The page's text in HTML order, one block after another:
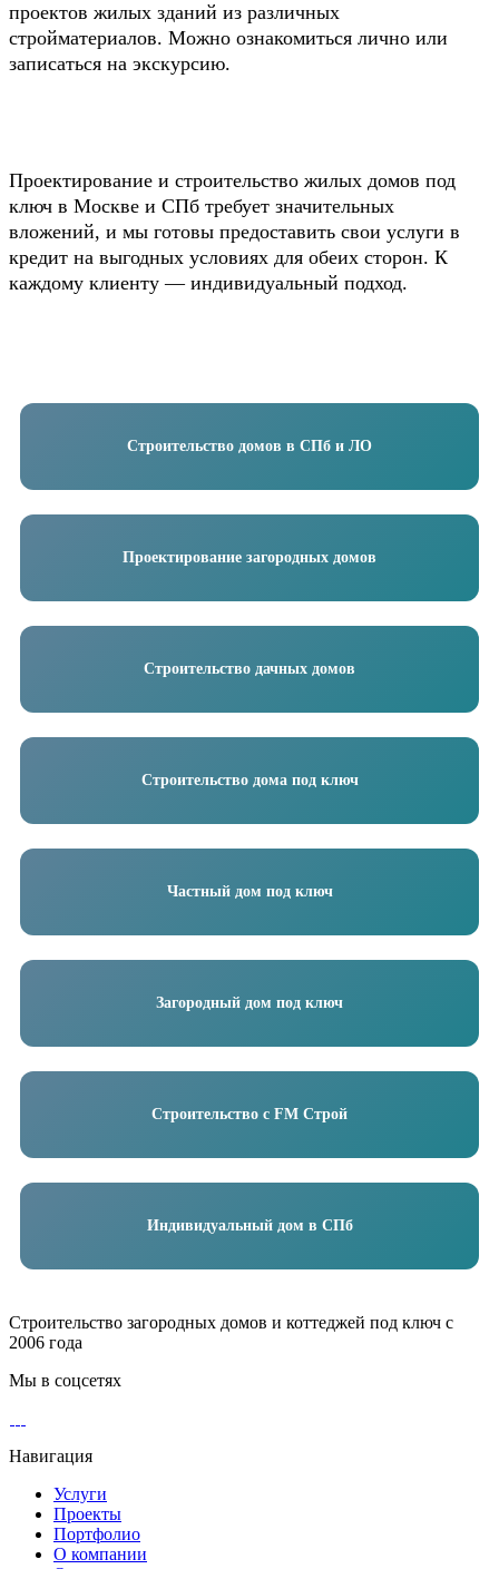
проектов жилых зданий из различных
стройматериалов. Можно ознакомиться лично или
записаться на экскурсию.
Проектирование и строительство жилых домов под
ключ в Москве и СПб требует значительных
вложений, и мы готовы предоставить свои услуги в
кредит на выгодных условиях для обеих сторон. К
каждому клиенту — индивидуальный подход.
Строительство домов в СПб и ЛО
Проектирование загородных домов
Строительство дачных домов
Строительство дома под ключ
Частный дом под ключ
Загородный дом под ключ
Строительство с FM Строй
Индивидуальный дом в СПб
Строительство загородных домов и коттеджей под ключ с
2006 года
Мы в соцсетях
Навигация
Услуги
Проекты
Портфолио
О компании